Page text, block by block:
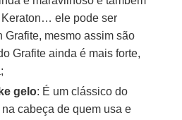
Keraton… ele pode ser
Grafite, mesmo assim são
Grafite ainda é mais forte,
gelo: É um clássico do
cabeça de quem usa e